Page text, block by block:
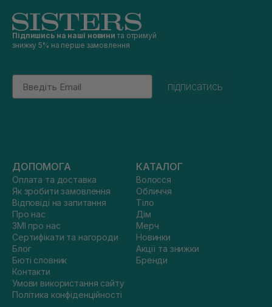
Підпишись на наші новини та отримуй
знижку 5% на перше замовлення
Email
підписатись
ДОПОМОГА
Оплата та доставка
Як зробити замовлення
Відповіді на запитання
Про нас
ЗМІ про нас
Сертифікати та нагороди
Блог
Бюті словник
Контакти
Умови використання сайту
Політика конфіденційності
КАТАЛОГ
Волосся
Обличчя
Тіло
Дім
Мерч
Новинки
Акції та знижки
Бренди